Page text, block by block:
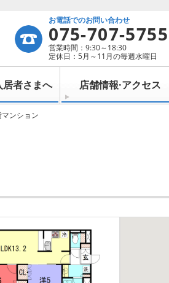
お電話でのお問い合わせ
075-707-5755
営業時間：9:30～18:30
定休日：5月～11月の毎週水曜日
者さまへ 店舗情報·アクセス
ンション